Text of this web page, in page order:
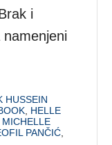
i
namenjeni
HUSSEIN
HELLE
MICHELLE
PANČIĆ